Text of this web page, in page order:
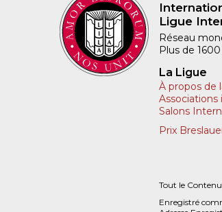
Ligue
Réseau
Plus de
La Ligue
À propos de
Salons
Prix
Tout le
Enregistré